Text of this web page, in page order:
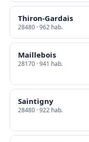
Thiron-Gardais
28480 · 962 hab.
Maillebois
28170 · 941 hab.
Saintigny
28480 · 922 hab.